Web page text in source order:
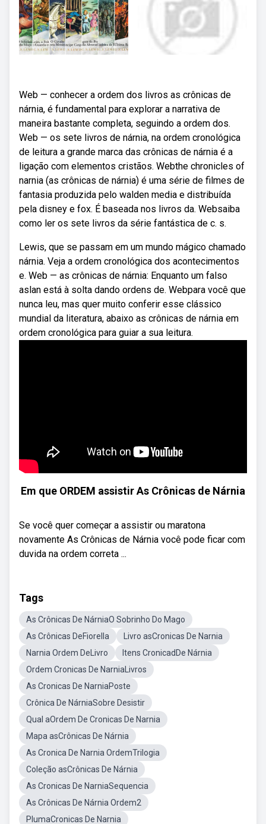
Web — conhecer a ordem dos livros as crônicas de
nárnia, é fundamental para explorar a narrativa de
maneira bastante completa, seguindo a ordem dos.
Web — os sete livros de nárnia, na ordem cronológica
de leitura a grande marca das crônicas de nárnia é a
ligação com elementos cristãos. Webthe chronicles of
narnia (as crônicas de nárnia) é uma série de filmes de
fantasia produzida pelo walden media e distribuída
pela disney e fox. É baseada nos livros da. Websaiba
como ler os sete livros da série fantástica de c. s.
Lewis, que se passam em um mundo mágico chamado
nárnia. Veja a ordem cronológica dos acontecimentos
e. Web — as crônicas de nárnia: Enquanto um falso
aslan está à solta dando ordens de. Webpara você que
nunca leu, mas quer muito conferir esse clássico
mundial da literatura, abaixo as crônicas de nárnia em
ordem cronológica para guiar a sua leitura.
Em que ORDEM assistir As Crônicas de Nárnia
Se você quer começar a assistir ou maratona
novamente As Crônicas de Nárnia você pode ficar com
duvida na ordem correta ...
Tags
As Crônicas De NárniaO Sobrinho Do Mago
As Crônicas DeFiorella
Livro asCronicas De Narnia
Narnia Ordem DeLivro
Itens CronicadDe Nárnia
Ordem Cronicas De NarniaLivros
As Cronicas De NarniaPoste
Crônica De NárniaSobre Desistir
Qual aOrdem De Cronicas De Narnia
Mapa asCrônicas De Nárnia
As Cronica De Narnia OrdemTrilogia
Coleção asCrônicas De Nárnia
As Cronicas De NarniaSequencia
As Crônicas De Nárnia Ordem2
PlumaCronicas De Narnia